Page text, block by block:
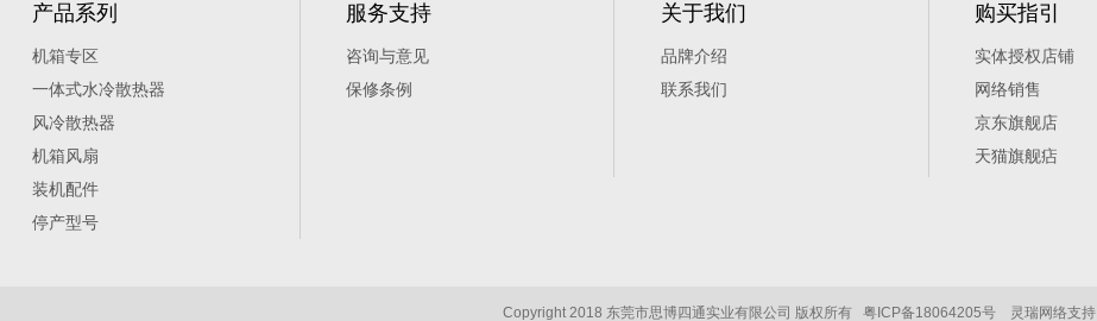
产品系列
机箱专区
一体式水冷散热器
风冷散热器
机箱风扇
装机配件
停产型号
服务支持
咨询与意见
保修条例
关于我们
品牌介绍
联系我们
购买指引
实体授权店铺
网络销售
京东旗舰店
天猫旗舰痁
Copyright 2018 东莞市思博四通实业有限公司 版权所有 粤ICP备18064205号 灵瑞网络支持